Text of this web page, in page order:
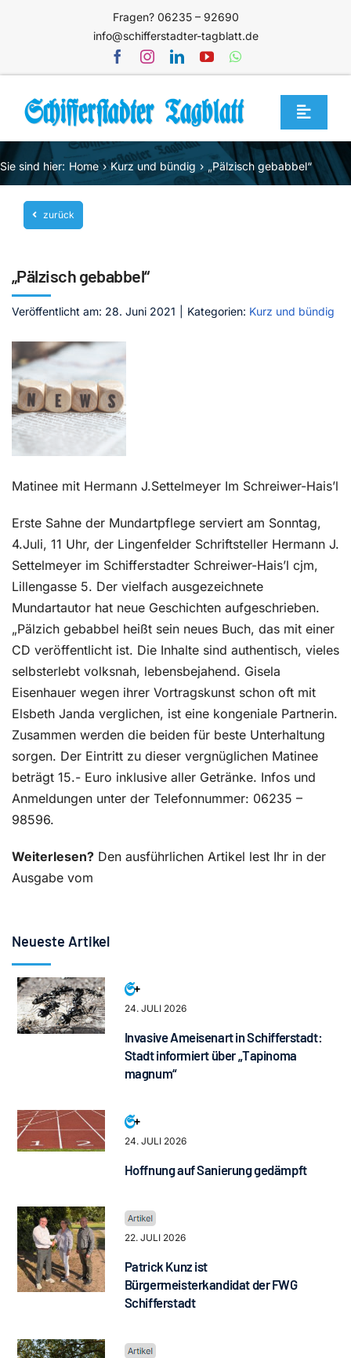
Fragen? 06235 – 92690
info@schifferstadter-tagblatt.de
Toggle
Home
Themen
Blog
Service
Mediathek
Jetzt abonnieren
Kontakt
Sie sind hier: Home Kurz und bündig „Pälzisch gebabbel“
zurück
„Pälzisch gebabbel“
Veröffentlicht am: 28. Juni 2021 Kategorien: Kurz und bündig
Matinee mit Hermann J.Settelmeyer Im Schreiwer-Hais’l
Erste Sahne der Mundartpflege serviert am Sonntag,
4.Juli, 11 Uhr, der Lingenfelder Schriftsteller Hermann J.
Settelmeyer im Schifferstadter Schreiwer-Hais’l cjm,
Lillengasse 5. Der vielfach ausgezeichnete
Mundartautor hat neue Geschichten aufgeschrieben.
„Pälzich gebabbel heißt sein neues Buch, das mit einer
CD veröffentlicht ist. Die Inhalte sind authentisch, vieles
selbsterlebt volksnah, lebensbejahend. Gisela
Eisenhauer wegen ihrer Vortragskunst schon oft mit
Elsbeth Janda verglichen, ist eine kongeniale Partnerin.
Zusammen werden die beiden für beste Unterhaltung
sorgen. Der Eintritt zu dieser vergnüglichen Matinee
beträgt 15.- Euro inklusive aller Getränke. Infos und
Anmeldungen unter der Telefonnummer: 06235 –
98596.
Weiterlesen? Den ausführlichen Artikel lest Ihr in der
Ausgabe vom
Neueste Artikel
24. JULI 2026
Invasive Ameisenart in Schifferstadt:
Stadt informiert über „Tapinoma
magnum“
24. JULI 2026
Hoffnung auf Sanierung gedämpft
22. JULI 2026
Patrick Kunz ist
Bürgermeisterkandidat der FWG
Schifferstadt